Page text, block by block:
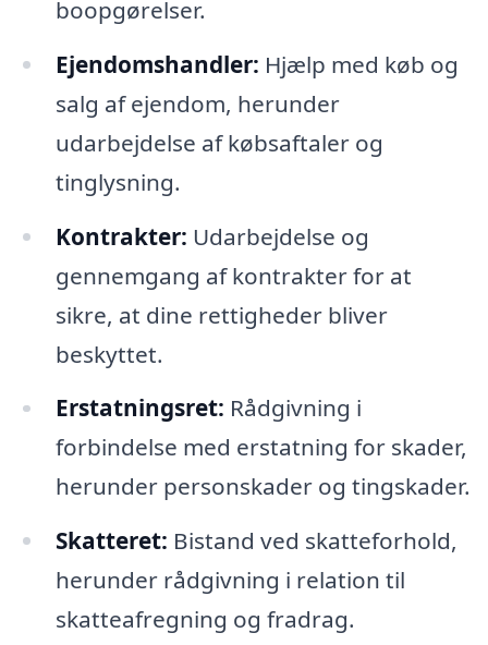
boopgørelser.
Ejendomshandler: Hjælp med køb og
salg af ejendom, herunder
udarbejdelse af købsaftaler og
tinglysning.
Kontrakter: Udarbejdelse og
gennemgang af kontrakter for at
sikre, at dine rettigheder bliver
beskyttet.
Erstatningsret: Rådgivning i
forbindelse med erstatning for skader,
herunder personskader og tingskader.
Skatteret: Bistand ved skatteforhold,
herunder rådgivning i relation til
skatteafregning og fradrag.